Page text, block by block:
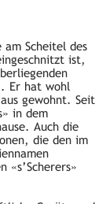
am Scheitel des
ist,
Er hat wohl
gewohnt. Seit
in dem
Auch die
die den im
«s’Scherers»